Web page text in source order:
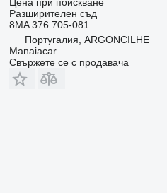
Разширителен съд
8MA 376 705-081
Португалия, ARGONCILHE
Manaiacar
Свържете се с продавача